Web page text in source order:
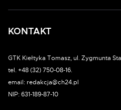
KONTAKT
GTK Kiełtyka Tomasz, ul. Zygmunta
tel. +48 (32) 750-08-16.
email: redakcja@ch24.pl
NIP: 631-189-87-10